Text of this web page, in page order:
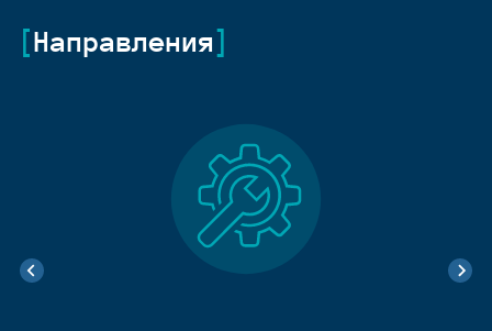
Направления